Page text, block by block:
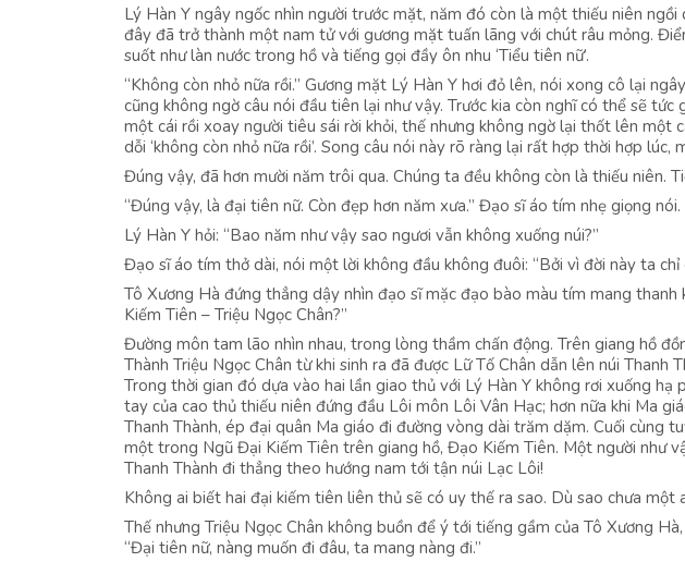
Lý Hàn Y ngây ngốc nhìn người trước mặt, năm đó còn là một thiếu niên
đây đã trở thành một nam tử với gương mặt tuấn lãng với chút râu mỏng.
suốt như làn nước trong hồ và tiếng gọi đầy ôn nhu ‘Tiểu tiên nữ’.
“Không còn nhỏ nữa rồi.” Gương mặt Lý Hàn Y hơi đỏ lên, nói xong cô lại
cũng không ngờ câu nói đầu tiên lại như vậy. Trước kia còn nghĩ có thể sẽ tức
một cái rồi xoay người tiêu sái rời khỏi, thế nhưng không ngờ lại thốt lên một
dỗi ‘không còn nhỏ nữa rồi’. Song câu nói này rõ ràng lại rất hợp thời hợp lúc,
Đúng vậy, đã hơn mười năm trôi qua. Chúng ta đều không còn là thiếu niên.
“Đúng vậy, là đại tiên nữ. Còn đẹp hơn năm xưa.” Đạo sĩ áo tím nhẹ giọng nói.
Lý Hàn Y hỏi: “Bao năm như vậy sao ngươi vẫn không xuống núi?”
Đạo sĩ áo tím thở dài, nói một lời không đầu không đuôi: “Bởi vì đời này ta chỉ
Tô Xương Hà đứng thẳng dậy nhìn đạo sĩ mặc đạo bào màu tím mang
Kiếm Tiên – Triệu Ngọc Chân?”
Đường môn tam lão nhìn nhau, trong lòng thầm chấn động. Trên giang hồ
Thành Triệu Ngọc Chân từ khi sinh ra đã được Lữ Tố Chân dẫn lên núi Thanh
Trong thời gian đó dựa vào hai lần giao thủ với Lý Hàn Y không rơi xuống
tay của cao thủ thiếu niên đứng đầu Lôi môn Lôi Vân Hạc; hơn nữa khi Ma
Thanh Thành, ép đại quân Ma giáo đi đường vòng dài trăm dặm. Cuối cùng
một trong Ngũ Đại Kiếm Tiên trên giang hồ, Đạo Kiếm Tiên. Một người như
Thanh Thành đi thẳng theo hướng nam tới tận núi Lạc Lôi!
Không ai biết hai đại kiếm tiên liên thủ sẽ có uy thế ra sao. Dù sao chưa một
Thế nhưng Triệu Ngọc Chân không buồn để ý tới tiếng gầm của Tô Xương
“Đại tiên nữ, nàng muốn đi đâu, ta mang nàng đi.”